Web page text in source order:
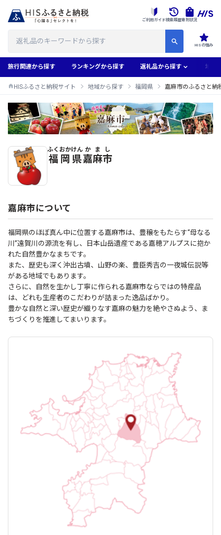
HISの強み
ご利用ガイド検索履歴寄附状況
旅行関連から探す ランキングから探す 返礼品から探す 地域
HISふるさと納税サイト 地域から探す 福岡県 嘉麻市のふるさと納
嘉麻市のふるさと納税返礼品一覧
福岡県
ふくおかけん
嘉麻市
かまし
嘉麻市について
福岡県のほぼ真ん中に位置する嘉麻市は、豊穣をもたらす“母なる
川”遠賀川の源流を有し、日本山岳遺産である嘉穂アルプスに抱か
れた自然豊かなまちです。
また、歴史も深く沖出古墳、山野の楽、豊臣秀吉の一夜城伝説等
がある地域でもあります。
さらに、自然を生かし丁寧に作られる嘉麻市ならではの特産品
は、どれも生産者のこだわりが詰まった逸品ばかり。
豊かな自然と深い歴史が織りなす嘉麻の魅力を絶やさぬよう、ま
ちづくりを推進してまいります。